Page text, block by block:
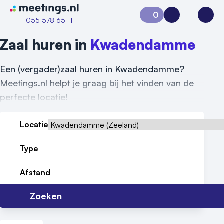
Naar home van Meetings
055 578 65 11
Vraag locatie aan
Locatiegids
Meld locatie aan
0
Aanvraag 0Inloggen
Zaal huren in Kwadendamme
Een (vergader)zaal huren in Kwadendamme?
Meetings.nl helpt je graag bij het vinden van de
perfecte locatie!
Locatie
Type
Afstand
Zoeken